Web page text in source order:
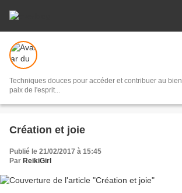
Techniques douces pour accéder et contribuer au
paix de l'esprit...
Création et joie
Publié le 21/02/2017 à 15:45
Par ReikiGirl